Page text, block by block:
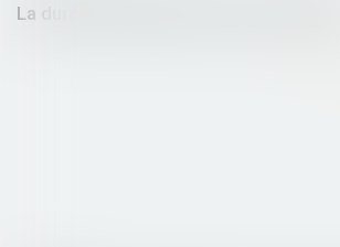
La durée maximale de travail - Net PME